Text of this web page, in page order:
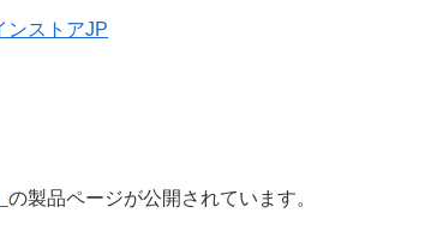
の製品ページが公開されています。